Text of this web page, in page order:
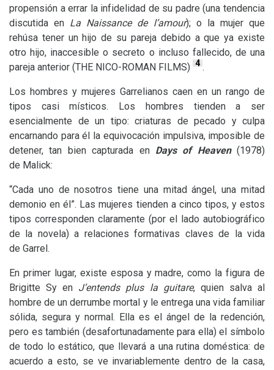
propensión a errar la infidelidad de su padre (una tendencia
discutida en La Naissance de l’amour); o la mujer que
rehúsa tener un hijo de su pareja debido a que ya existe
otro hijo, inaccesible o secreto o incluso fallecido, de una
pareja anterior (THE NICO-ROMAN FILMS) 4 .
Los hombres y mujeres Garrelianos caen en un rango de
tipos casi místicos. Los hombres tienden a ser
esencialmente de un tipo: criaturas de pecado y culpa
encarnando para él la equivocación impulsiva, imposible de
detener, tan bien capturada en Days of Heaven(1978)
de Malick:
“Cada uno de nosotros tiene una mitad ángel, una mitad
demonio en él”. Las mujeres tienden a cinco tipos, y estos
tipos corresponden claramente (por el lado autobiográfico
de la novela) a relaciones formativas claves de la vida
de Garrel.
En primer lugar, existe esposa y madre, como la figura de
Brigitte Sy en J’entends plus la guitare, quien salva al
hombre de un derrumbe mortal y le entrega una vida familiar
sólida, segura y normal. Ella es el ángel de la redención,
pero es también (desafortunadamente para ella) el símbolo
de todo lo estático, que llevará a una rutina doméstica: de
acuerdo a esto, se ve invariablemente dentro de la casa,